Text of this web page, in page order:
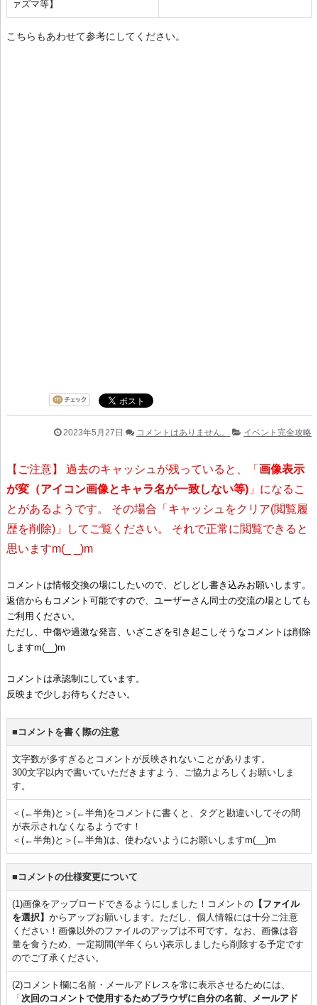
ァズマ等】
こちらもあわせて参考にしてください。
2023年5月27日 コメントはありません。 イベント完全攻略
【ご注意】 過去のキャッシュが残っていると、「 画像表示
が変（アイコン画像とキャラ名が一致しない等) 」になるこ
とがあるようです。 その場合「キャッシュをクリア(閲覧履
歴を削除)」してご覧ください。 それで正常に閲覧できると
思いますm(_ _)m
コメントは情報交換の場にしたいので、どしどし書き込みお願いします。
返信からもコメント可能ですので、ユーザーさん同士の交流の場としても
ご利用ください。
ただし、中傷や過激な発言、いざこざを引き起こしそうなコメントは削除
しますm(__)m
コメントは承認制にしています。
反映まで少しお待ちください。
■コメントを書く際の注意
文字数が多すぎるとコメントが反映されないことがあります。
300文字以内で書いていただきますよう、ご協力よろしくお願いしま
す。
＜(←半角)と＞(←半角)をコメントに書くと、タグと勘違いしてその間
が表示されなくなるようです！
＜(←半角)と＞(←半角)は、使わないようにお願いしますm(__)m
■コメントの仕様変更について
(1)画像をアップロードできるようにしました！コメントの【ファイル
を選択】 からアップお願いします。ただし、個人情報には十分ご注意
ください！画像以外のファイルのアップは不可です。なお、画像は容
量を食うため、一定期間(半年くらい)表示しましたら削除する予定です
のでご了承ください。
(2)コメント欄に名前・メールアドレスを常に表示させるためには、
「 次回のコメントで使用するためブラウザに自分の名前、メールアド